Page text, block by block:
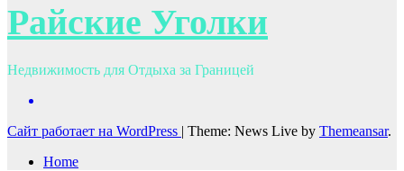
Райские Уголки
Недвижимость для Отдыха за Границей
Сайт работает на WordPress | Theme: News Live by Themeansar.
Home